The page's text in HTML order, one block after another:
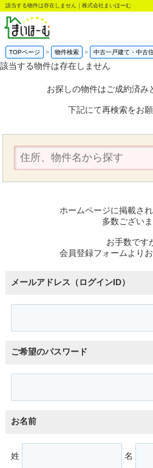
該当する物件は存在しません｜株式会社まいほーむ
TOPページ 物件検索 中古一戸建て・中古
該当する物件は存在しません
お探しの物件はご成約済み
下記にて再検索をお願
ホームページに掲載さ
多数ございま
お手数です
会員登録フォームよりお
メールアドレス（ログインID）
ご希望のパスワード
お名前
姓 名